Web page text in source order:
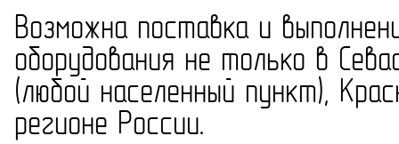
Возможна поставка и
оборудования не только в
(любой населенный пункт),
регионе России.